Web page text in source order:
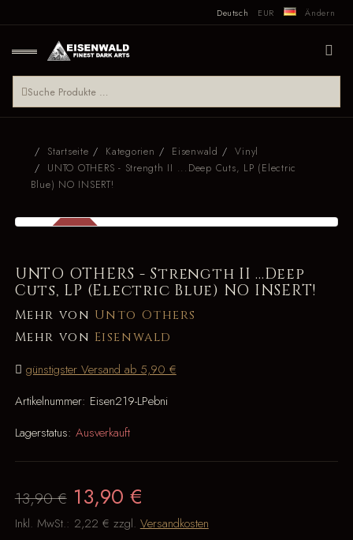
Deutsch EUR Ändern
Startseite Kategorien Eisenwald
Vinyl
UNTO OTHERS - Strength II ...Deep Cuts, LP (Electric
Blue) NO INSERT!
UNTO OTHERS - Strength II ...Deep
Cuts, LP (Electric Blue) NO INSERT!
Mehr von Unto Others
Mehr von Eisenwald
günstigster Versand ab 5,90 €
Artikelnummer: Eisen219-LPebni
Lagerstatus: Ausverkauft
13,90 € 13,90 €
Inkl. MwSt.: 2,22 € zzgl. Versandkosten